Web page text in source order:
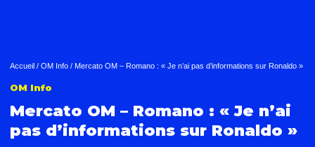
Accueil / OM Info / Mercato OM – Romano : « Je n’ai pas d’informations sur Ronaldo »
OM Info
Mercato OM – Romano : « Je n’ai
pas d’informations sur Ronaldo »